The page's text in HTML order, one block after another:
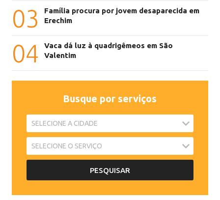
03
Família procura por jovem desaparecida em
Erechim
04
Vaca dá luz à quadrigêmeos em São
Valentim
Busque por serviços